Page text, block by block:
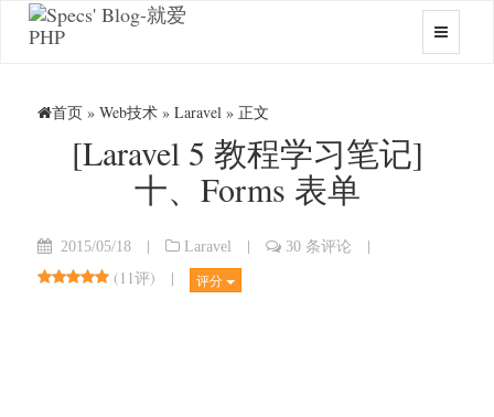
首页 » Web技术 » Laravel » 正文
[Laravel 5 教程学习笔记]
十、Forms 表单
2015/05/18 | Laravel | 30 条评论
|
(11评) | 评分